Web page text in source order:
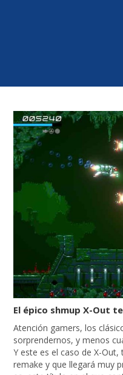
El épico shmup X-Out
Atención gamers, los
sorprendernos, y menos
Y este es el caso de X-
remake y que llegará muy